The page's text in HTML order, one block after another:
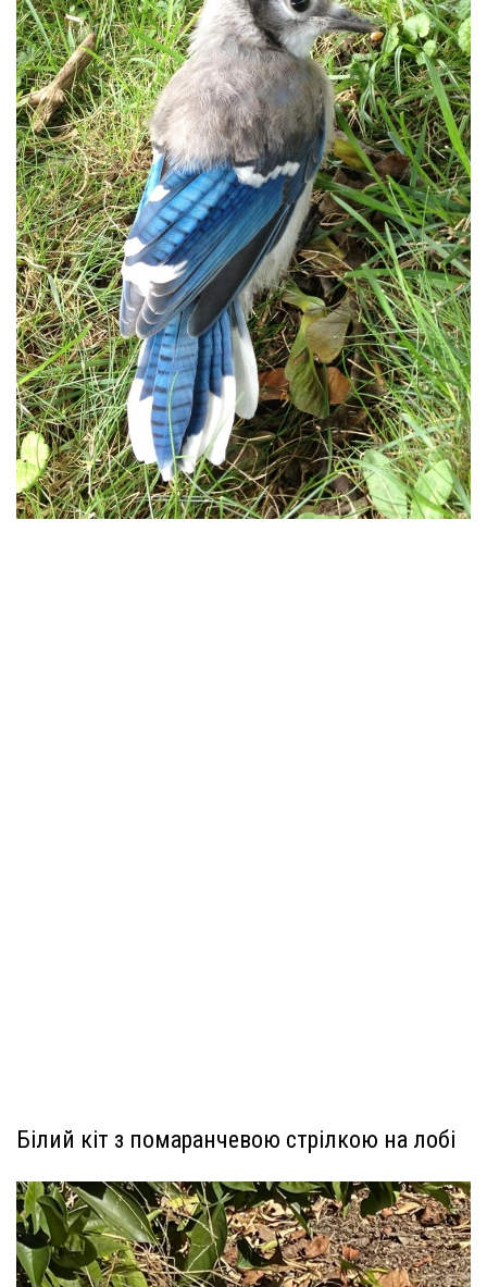
Білий кіт з помаранчевою стрілкою на лобі